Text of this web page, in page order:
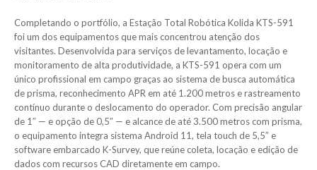
Completando o portfólio, a Estação Total Robótica Kolida KTS-591
foi um dos equipamentos que mais concentrou atenção dos
visitantes. Desenvolvida para serviços de levantamento, locação e
monitoramento de alta produtividade, a KTS-591 opera com um
único profissional em campo graças ao sistema de busca automática
de prisma, reconhecimento APR em até 1.200 metros e rastreamento
contínuo durante o deslocamento do operador. Com precisão angular
de 1″ — e opção de 0,5″ — e alcance de até 3.500 metros com prisma,
o equipamento integra sistema Android 11, tela touch de 5,5″ e
software embarcado K-Survey, que reúne coleta, locação e edição de
dados com recursos CAD diretamente em campo.